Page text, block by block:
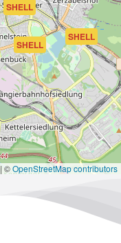
SHELL
SHELL
SHELL
| ©OpenStreetMap contributors